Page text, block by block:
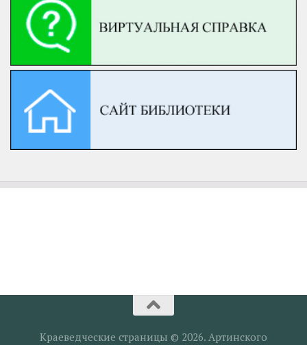
Краеведческие страницы © 2026. Артинского